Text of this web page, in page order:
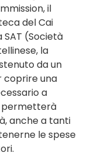
il
del Cai
SAT (Società
la
da un
coprire una
a
permetterà
anche a tanti
le spese